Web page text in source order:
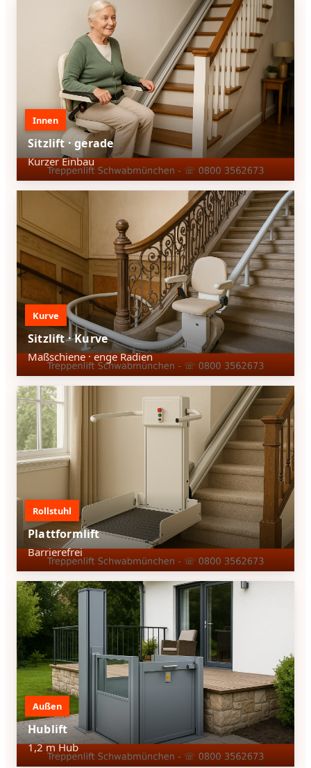
Innen
Sitzlift · gerade
Kurzer Einbau
Kurve
Sitzlift · Kurve
Maßschiene · enge Radien
Rollstuhl
Plattformlift
Barrierefrei
Außen
Hublift
1,2 m Hub